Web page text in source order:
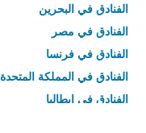
الفنادق في البحرين
الفنادق في مصر
الفنادق في فرنسا
الفنادق في المملكة المتحدة
الفنادق في إيطاليا